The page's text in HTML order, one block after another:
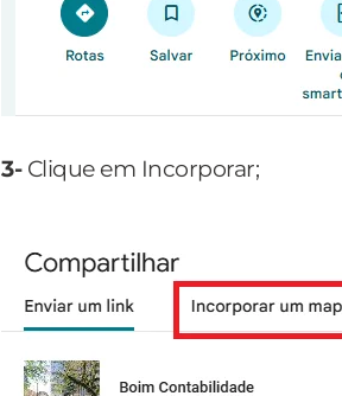
3-Clique em Incorporar;